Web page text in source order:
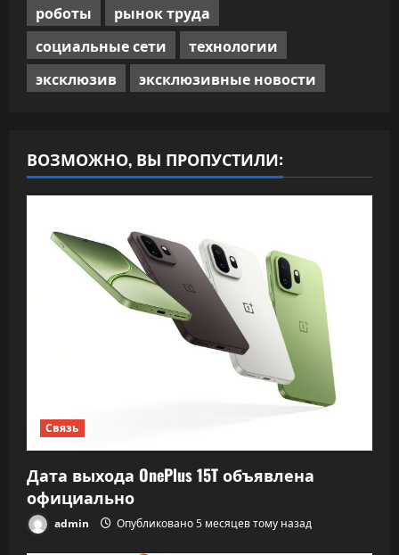
роботы
рынок труда
социальные сети
технологии
эксклюзив
эксклюзивные новости
ВОЗМОЖНО, ВЫ ПРОПУСТИЛИ:
Связь
Дата выхода OnePlus 15T объявлена
официально
admin Опубликовано 5 месяцев тому назад